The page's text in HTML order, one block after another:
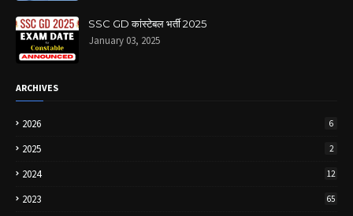
SSC GD कांस्टेबल भर्ती 2025
January 03, 2025
ARCHIVES
2026 6
2025 2
2024 12
2023 65